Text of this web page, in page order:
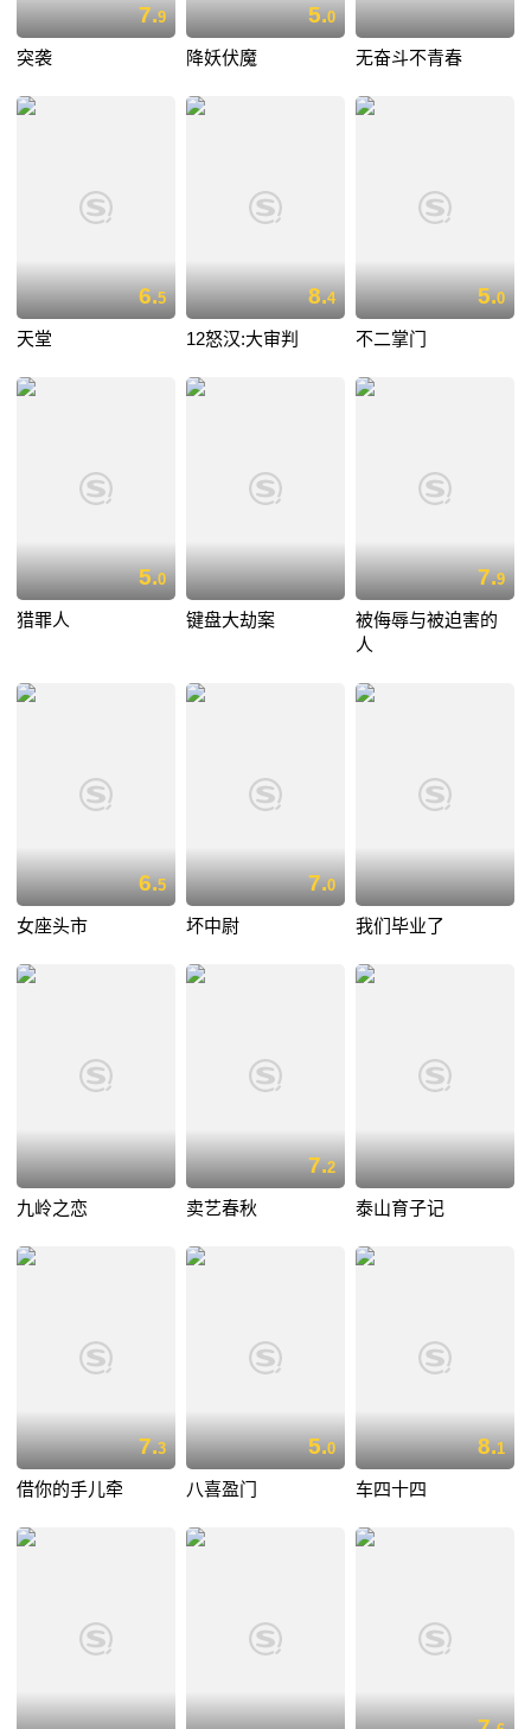
7.9
突袭
5.0
降妖伏魔 无奋斗不青春
6.5
天堂
8.4
12怒汉:大审判
5.0
不二掌门
5.0
猎罪人 键盘大劫案
7.9
被侮辱与被迫害的
人
6.5
女座头市
7.0
坏中尉 我们毕业了
九岭之恋
7.2
卖艺春秋 泰山育子记
7.3
借你的手儿牵
5.0
八喜盈门
8.1
车四十四